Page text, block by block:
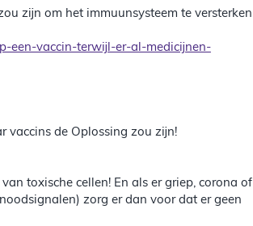
zijn om het immuunsysteem te versterken
een-vaccin-terwijl-er-al-medicijnen-
vaccins de Oplossing zou zijn!
toxische cellen! En als er griep, corona of
zorg er dan voor dat er geen